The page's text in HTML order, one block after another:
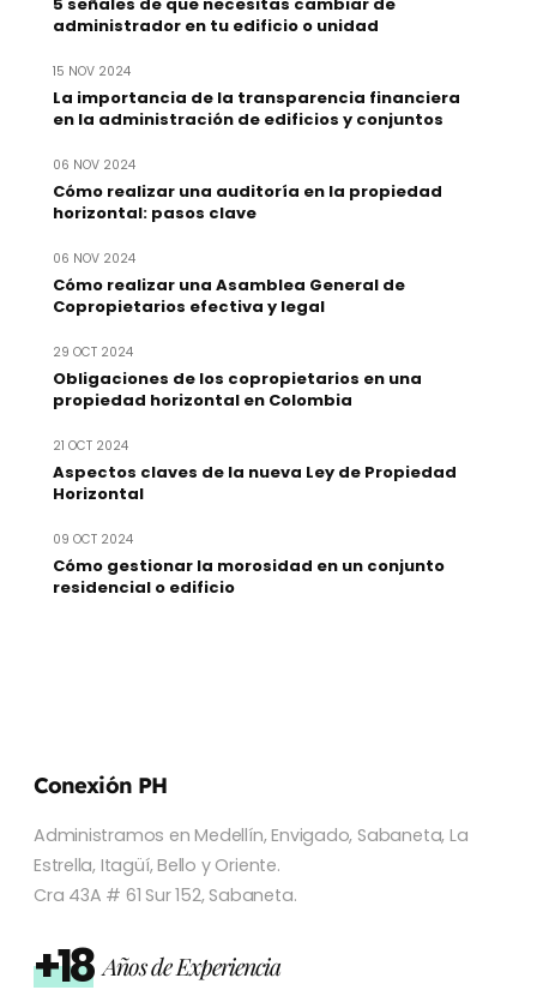
administrador en tu edificio o unidad
15 NOV 2024
La importancia de la transparencia financiera
en la administración de edificios y conjuntos
06 NOV 2024
Cómo realizar una auditoría en la propiedad
horizontal: pasos clave
06 NOV 2024
Cómo realizar una Asamblea General de
Copropietarios efectiva y legal
29 OCT 2024
Obligaciones de los copropietarios en una
propiedad horizontal en Colombia
21 OCT 2024
Aspectos claves de la nueva Ley de Propiedad
Horizontal
09 OCT 2024
Cómo gestionar la morosidad en un conjunto
residencial o edificio
Conexión PH
Administramos en Medellín, Envigado, Sabaneta, La
Estrella, Itagüí, Bello y Oriente.
Cra 43A # 61 Sur 152, Sabaneta.
+18 Años de Experiencia